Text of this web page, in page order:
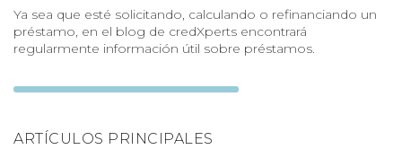
Ya sea que esté solicitando, calculando o refinanciando un
préstamo, en el blog de credXperts encontrará
regularmente información útil sobre préstamos.
ARTÍCULOS PRINCIPALES